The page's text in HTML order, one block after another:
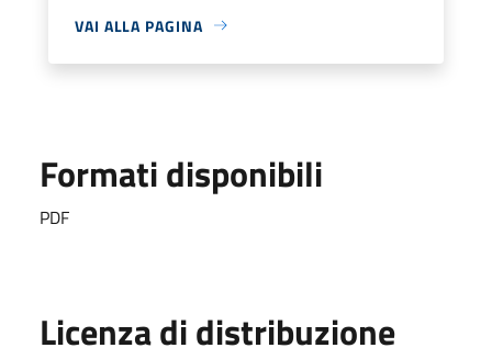
VAI ALLA PAGINA
Formati disponibili
PDF
Licenza di distribuzione